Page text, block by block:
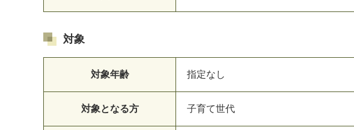
対象
対象年齢 指定なし
対象となる方 子育て世代